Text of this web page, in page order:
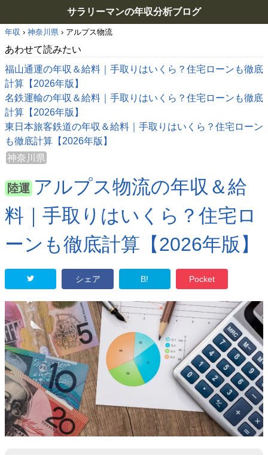
サラリーマンの年収分析ブログ
年収 › 神奈川県 › アルプス物流
あわせて読みたい
福山通運の年収＆給料｜手取りはいくら？住宅ローンも徹底
計算【2026年版】
名鉄運輸の年収＆給料｜手取りはいくら？住宅ローンも徹底
計算【2026年版】
東日本旅客鉄道の年収＆給料｜手取りはいくら？住宅ローン
も徹底計算【2026年版】
神奈川県
陸運 アルプス物流の年収＆給
料｜手取りはいくら？住宅ロ
ーンも徹底計算【2026年版】
シェア B! Pocket